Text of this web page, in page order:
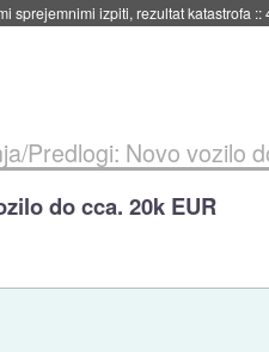
raketo za večkratno uporabo::4.
Predlogi: Novo vozilo
do cca. 20k EUR